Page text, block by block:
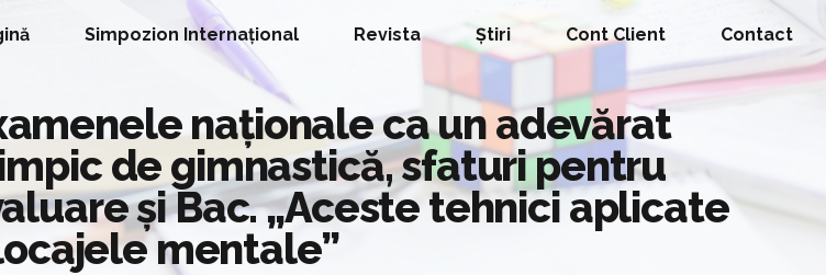
Simpozion Internațional Revista Știri Cont Client Contact
naționale ca un adevărat
de gimnastică, sfaturi pentru
și Bac. „Aceste tehnici aplicate
mentale”